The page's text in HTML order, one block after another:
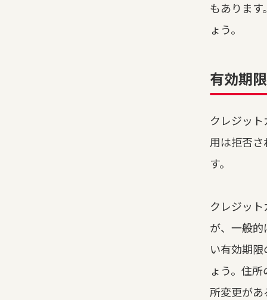
もありま
ょう。
有効期
クレジッ
用は拒否
す。
クレジッ
が、一般
い有効期
ょう。住
所変更が